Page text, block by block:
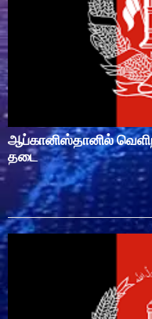
ஆப்கானிஸ்தானில்
தடை